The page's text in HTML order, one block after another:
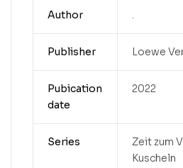
Author .
Publisher Loewe
Pubication
date
2022
Series
Zeit zum
Kuscheln